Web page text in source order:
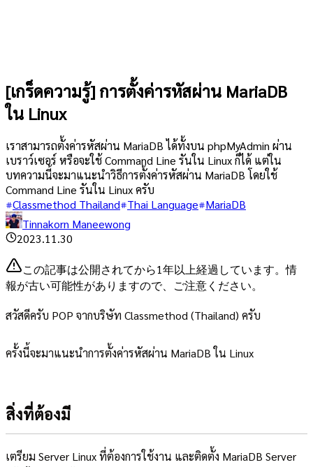
[เกร็ดความรู้] การตั้งค่ารหัสผ่าน MariaDB
ใน Linux
เราสามารถตั้งค่ารหัสผ่าน MariaDB ได้ทั้งบน phpMyAdmin ผ่าน
เบราว์เซอร์ หรือจะใช้ Command Line รันใน Linux ก็ได้ แต่ใน
บทความนี้จะมาแนะนำวิธีการตั้งค่ารหัสผ่าน MariaDB โดยใช้
Command Line รันใน Linux ครับ
Classmethod Thailand Thai Language MariaDB
Tinnakorn Maneewong
2023.11.30
この記事は公開されてから1年以上経過しています。情
報が古い可能性がありますので、ご注意ください。
สวัสดีครับ POP จากบริษัท Classmethod (Thailand) ครับ
ครั้งนี้จะมาแนะนำการตั้งค่ารหัสผ่าน MariaDB ใน Linux
สิ่งที่ต้องมี
เตรียม Server Linux ที่ต้องการใช้งาน และติดตั้ง MariaDB Server